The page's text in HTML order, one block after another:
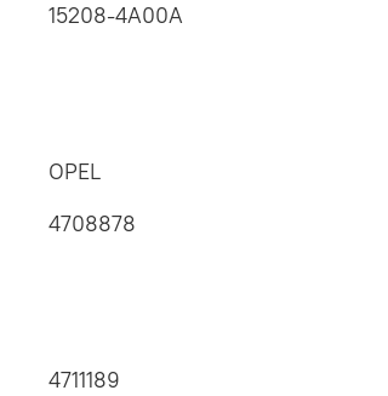
15208-4A00A
OPEL
4708878
4711189